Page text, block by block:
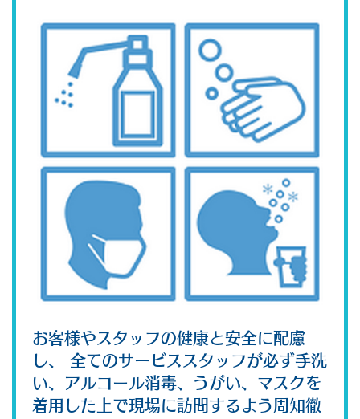
お客様やスタッフの健康と安全に配慮
し、 全てのサービススタッフが必ず手洗
い、アルコール消毒、うがい、マスクを
着用した上で現場に訪問するよう周知徹